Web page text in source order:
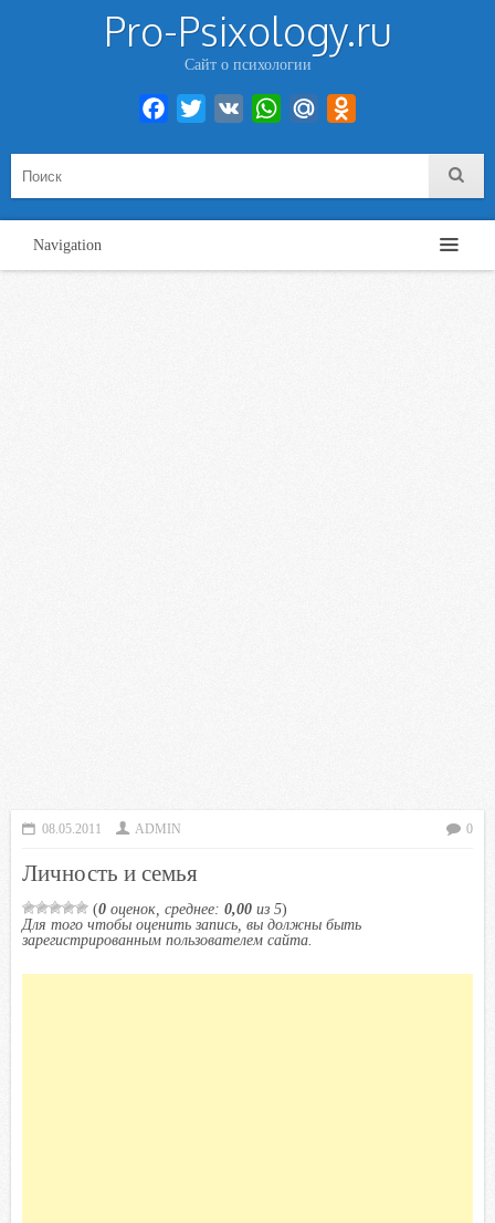
Pro-Psixology.ru
Сайт о психологии
Facebook
Twitter VK WhatsAppMail.Ru
Navigation
08.05.2011 ADMIN 0
Личность и семья
(0 оценок, среднее: 0,00 из 5)
Для того чтобы оценить запись, вы должны быть
зарегистрированным пользователем сайта.